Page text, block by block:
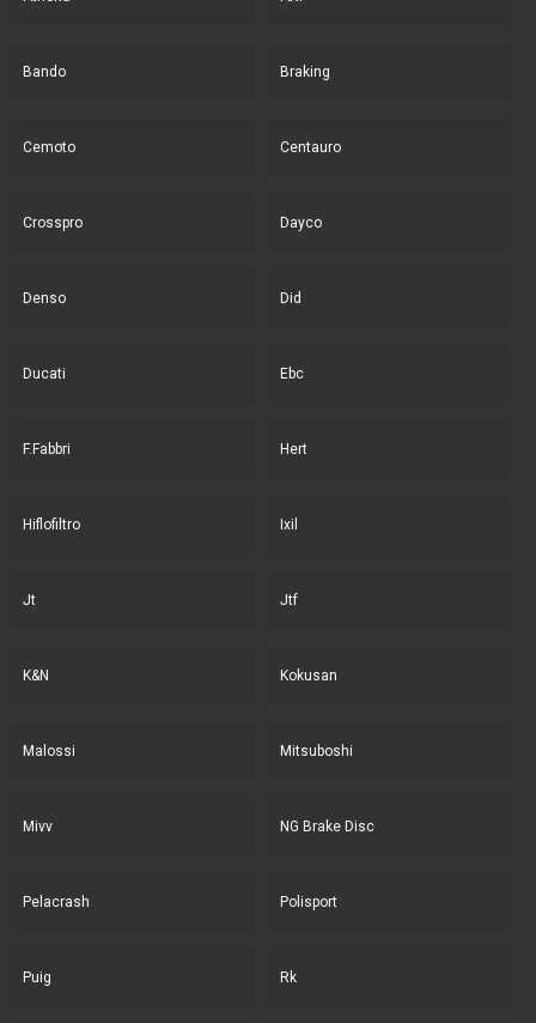
Bando Braking
Cemoto Centauro
Crosspro Dayco
Denso Did
Ducati Ebc
F.Fabbri Hert
Hiflofiltro Ixil
Jt Jtf
K&N Kokusan
Malossi Mitsuboshi
Mivv NG Brake Disc
Pelacrash Polisport
Puig Rk